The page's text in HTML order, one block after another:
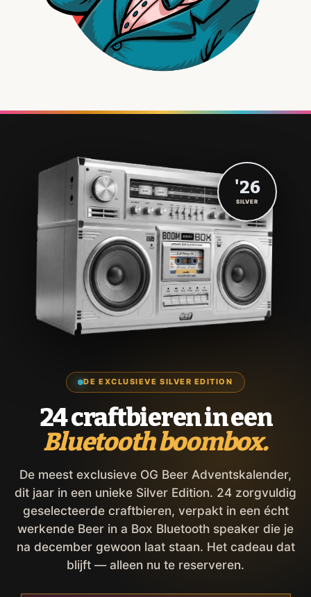
DE EXCLUSIEVE SILVER EDITION
24 craftbieren in een
Bluetooth boombox.
De meest exclusieve OG Beer Adventskalender,
dit jaar in een unieke Silver Edition. 24 zorgvuldig
geselecteerde craftbieren, verpakt in een écht
werkende Beer in a Box Bluetooth speaker die je
na december gewoon laat staan. Het cadeau dat
blijft — alleen nu te reserveren.
'26
SILVER